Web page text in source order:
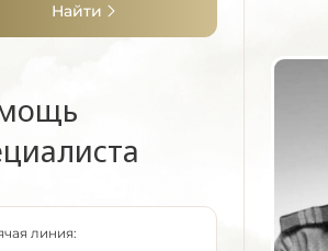
Найти
линия: